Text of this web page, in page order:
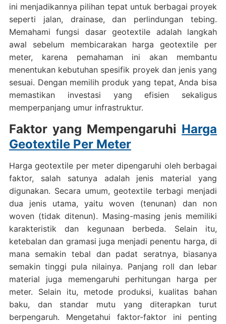
ini menjadikannya pilihan tepat untuk berbagai proyek
seperti jalan, drainase, dan perlindungan tebing.
Memahami fungsi dasar geotextile adalah langkah
awal sebelum membicarakan harga geotextile per
meter, karena pemahaman ini akan membantu
menentukan kebutuhan spesifik proyek dan jenis yang
sesuai. Dengan memilih produk yang tepat, Anda bisa
memastikan investasi yang efisien sekaligus
memperpanjang umur infrastruktur.
Faktor yang Mempengaruhi Harga
Geotextile Per Meter
Harga geotextile per meter dipengaruhi oleh berbagai
faktor, salah satunya adalah jenis material yang
digunakan. Secara umum, geotextile terbagi menjadi
dua jenis utama, yaitu woven (tenunan) dan non
woven (tidak ditenun). Masing-masing jenis memiliki
karakteristik dan kegunaan berbeda. Selain itu,
ketebalan dan gramasi juga menjadi penentu harga, di
mana semakin tebal dan padat seratnya, biasanya
semakin tinggi pula nilainya. Panjang roll dan lebar
material juga memengaruhi perhitungan harga per
meter. Selain itu, metode produksi, kualitas bahan
baku, dan standar mutu yang diterapkan turut
berpengaruh. Mengetahui faktor-faktor ini penting